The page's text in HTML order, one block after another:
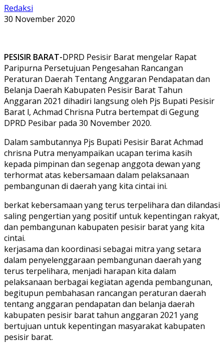
Redaksi
30 November 2020
PESISIR BARAT-DPRD Pesisir Barat mengelar Rapat
Paripurna Persetujuan Pengesahan Rancangan
Peraturan Daerah Tentang Anggaran Pendapatan dan
Belanja Daerah Kabupaten Pesisir Barat Tahun
Anggaran 2021 dihadiri langsung oleh Pjs Bupati Pesisir
Barat l, Achmad Chrisna Putra bertempat di Gegung
DPRD Pesibar pada 30 November 2020.
Dalam sambutannya Pjs Bupati Pesisir Barat Achmad
chrisna Putra menyampaikan ucapan terima kasih
kepada pimpinan dan segenap anggota dewan yang
terhormat atas kebersamaan dalam pelaksanaan
pembangunan di daerah yang kita cintai ini.
berkat kebersamaan yang terus terpelihara dan dilandasi
saling pengertian yang positif untuk kepentingan rakyat,
dan pembangunan kabupaten pesisir barat yang kita
cintai.
kerjasama dan koordinasi sebagai mitra yang setara
dalam penyelenggaraan pembangunan daerah yang
terus terpelihara, menjadi harapan kita dalam
pelaksanaan berbagai kegiatan agenda pembangunan,
begitupun pembahasan rancangan peraturan daerah
tentang anggaran pendapatan dan belanja daerah
kabupaten pesisir barat tahun anggaran 2021 yang
bertujuan untuk kepentingan masyarakat kabupaten
pesisir barat.